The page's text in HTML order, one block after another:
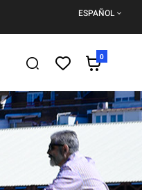
ESPAÑOL
0